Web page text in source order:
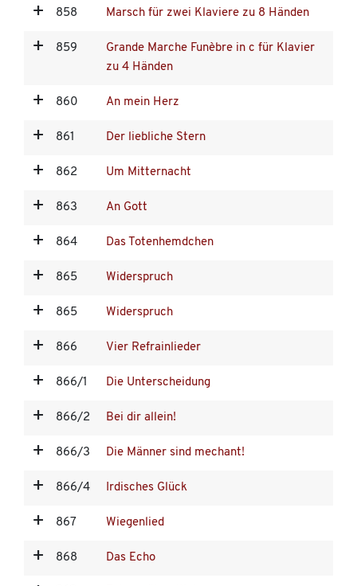
858 Marsch für zwei Klaviere zu 8 Händen
859
Grande Marche Funèbre in c für Klavier
zu 4 Händen
860 An mein Herz
861 Der liebliche Stern
862 Um Mitternacht
863 An Gott
864 Das Totenhemdchen
865 Widerspruch
865 Widerspruch
866 Vier Refrainlieder
866/1 Die Unterscheidung
866/2 Bei dir allein!
866/3 Die Männer sind mechant!
866/4 Irdisches Glück
867 Wiegenlied
868 Das Echo